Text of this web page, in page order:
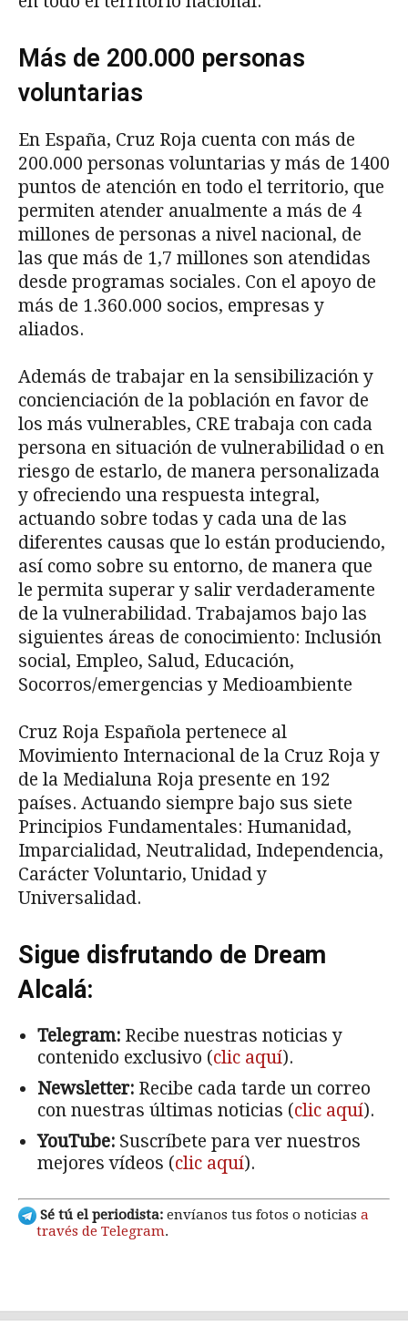
Más de 200.000 personas
voluntarias
En España, Cruz Roja cuenta con más de
200.000 personas voluntarias y más de 1400
puntos de atención en todo el territorio, que
permiten atender anualmente a más de 4
millones de personas a nivel nacional, de
las que más de 1,7 millones son atendidas
desde programas sociales. Con el apoyo de
más de 1.360.000 socios, empresas y
aliados.
Además de trabajar en la sensibilización y
concienciación de la población en favor de
los más vulnerables, CRE trabaja con cada
persona en situación de vulnerabilidad o en
riesgo de estarlo, de manera personalizada
y ofreciendo una respuesta integral,
actuando sobre todas y cada una de las
diferentes causas que lo están produciendo,
así como sobre su entorno, de manera que
le permita superar y salir verdaderamente
de la vulnerabilidad. Trabajamos bajo las
siguientes áreas de conocimiento: Inclusión
social, Empleo, Salud, Educación,
Socorros/emergencias y Medioambiente
Cruz Roja Española pertenece al
Movimiento Internacional de la Cruz Roja y
de la Medialuna Roja presente en 192
países. Actuando siempre bajo sus siete
Principios Fundamentales: Humanidad,
Imparcialidad, Neutralidad, Independencia,
Carácter Voluntario, Unidad y
Universalidad.
Sigue disfrutando de Dream
Alcalá:
Telegram: Recibe nuestras noticias y
contenido exclusivo (clic aquí).
Newsletter: Recibe cada tarde un correo
con nuestras últimas noticias (clic aquí).
YouTube: Suscríbete para ver nuestros
mejores vídeos (clic aquí).
Sé tú el periodista: envíanos tus fotos o noticias a
través de Telegram.